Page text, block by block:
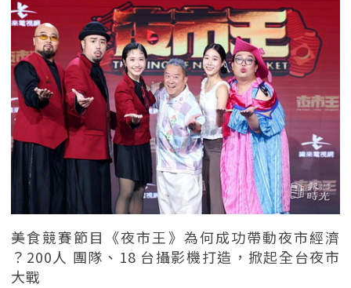
美食競賽節目《夜市王》為何成功帶動夜市經濟
？200人 團隊、18 台攝影機打造，掀起全台夜市
大戰